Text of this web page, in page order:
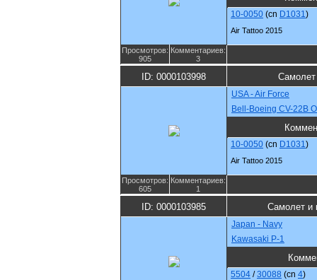
10-0050 (cn D1031)
Air Tattoo 2015
Просмотров:
905
Комментариев:
3
ID: 0000103998 Самолет
USA - Air Force
Bell-Boeing CV-22B
10-0050 (cn D1031)
Air Tattoo 2015
Просмотров:
605
Комментариев:
1
ID: 0000103985 Самолет и
Japan - Navy
Kawasaki P-1
5504 /30088 (cn 4)